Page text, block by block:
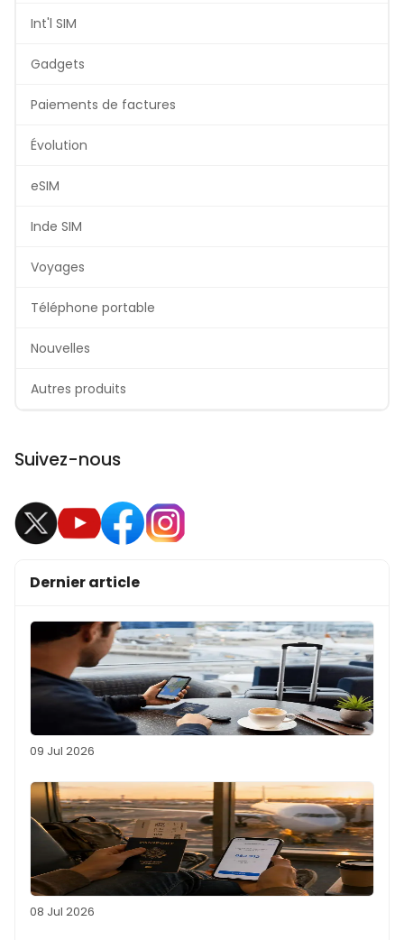
Int'l SIM
Gadgets
Paiements de factures
Évolution
eSIM
Inde SIM
Voyages
Téléphone portable
Nouvelles
Autres produits
Suivez-nous
Dernier article
09 Jul 2026
08 Jul 2026